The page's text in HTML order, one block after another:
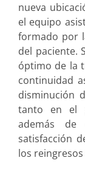
nueva
el equipo
formado por
del paciente.
óptimo de la
continuidad
disminución
tanto en el
además
satisfacción
los